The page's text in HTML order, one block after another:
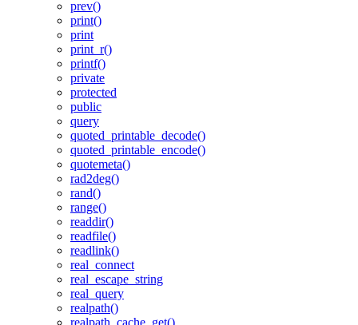
prev()
print()
print
print_r()
printf()
private
protected
public
query
quoted_printable_decode()
quoted_printable_encode()
quotemeta()
rad2deg()
rand()
range()
readdir()
readfile()
readlink()
real_connect
real_escape_string
real_query
realpath()
realpath_cache_get()